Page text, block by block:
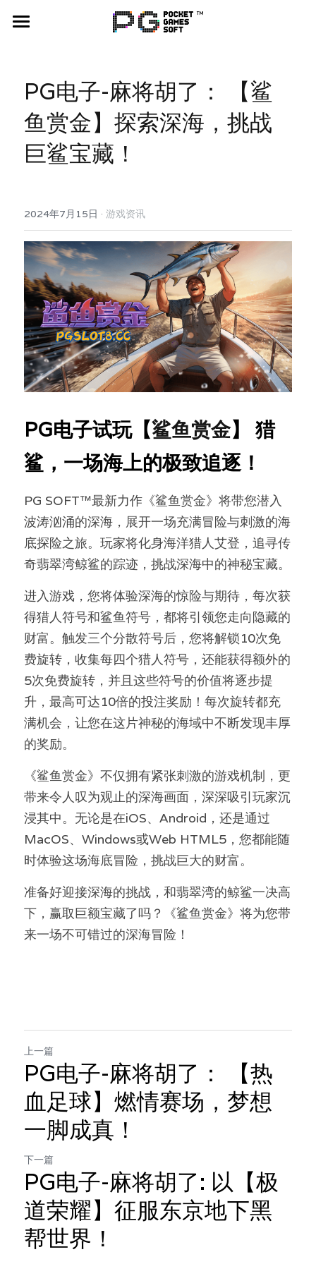
游戏介绍
更多游戏
优惠联系
搜索
立即注册
PG电子-麻将胡了： 【鲨
鱼赏金】探索深海，挑战
巨鲨宝藏！
2024年7月15日 · 游戏资讯
PG电子试玩【鲨鱼赏金】
猎
鲨，一场海上的极致追逐！
PG SOFT™最新力作《鲨鱼赏金》将带您潜入
波涛汹涌的深海，展开一场充满冒险与刺激的海
底探险之旅。玩家将化身海洋猎人艾登，追寻传
奇翡翠湾鲸鲨的踪迹，挑战深海中的神秘宝藏。
进入游戏，您将体验深海的惊险与期待，每次获
得猎人符号和鲨鱼符号，都将引领您走向隐藏的
财富。触发三个分散符号后，您将解锁10次免
费旋转，收集每四个猎人符号，还能获得额外的
5次免费旋转，并且这些符号的价值将逐步提
升，最高可达10倍的投注奖励！每次旋转都充
满机会，让您在这片神秘的海域中不断发现丰厚
的奖励。
《鲨鱼赏金》不仅拥有紧张刺激的游戏机制，更
带来令人叹为观止的深海画面，深深吸引玩家沉
浸其中。无论是在iOS、Android，还是通过
MacOS、Windows或Web HTML5，您都能随
时体验这场海底冒险，挑战巨大的财富。
准备好迎接深海的挑战，和翡翠湾的鲸鲨一决高
下，赢取巨额宝藏了吗？《鲨鱼赏金》将为您带
来一场不可错过的深海冒险！
上一篇
PG电子-麻将胡了： 【热
血足球】燃情赛场，梦想
一脚成真！
下一篇
PG电子-麻将胡了: 以【极
道荣耀】征服东京地下黑
帮世界！